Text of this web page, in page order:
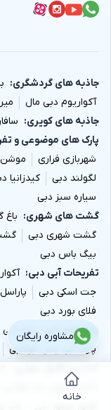
جاذبه های گردشگری
آکواریوم دبی مال
جاذبه های کویری
پارک های موضوعی و
شهربازی فراری
لگولند دبی
کیدزانیا
سیاره سبز دبی
گشت های شهری
باغ
گشت شهری دبی
بیگ باس دبی
تفریحات آبی دبی
جت اسکی دبی
فلای بورد دبی
پارک های آبی
پارک آبی
پارک آبی یاس ابوظبی
کشتی سوپر یات لوکس
مشاوره رایگان
خانه